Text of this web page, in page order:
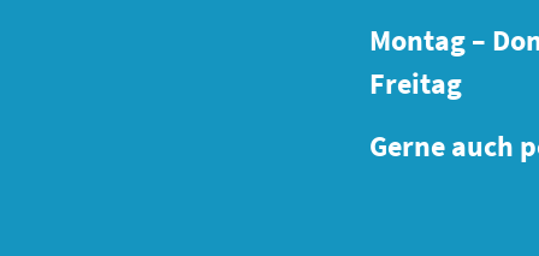
Montag –
Freitag
Gerne auch